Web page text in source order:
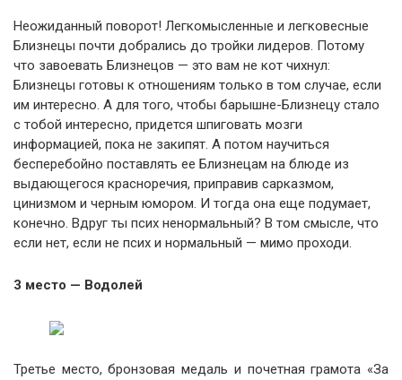
Неожиданный поворот! Легкомысленные и легковесные
Близнецы почти добрались до тройки лидеров. Потому
что завоевать Близнецов — это вам не кот чихнул:
Близнецы готовы к отношениям только в том случае, если
им интересно. А для того, чтобы барышне-Близнецу стало
с тобой интересно, придется шпиговать мозги
информацией, пока не закипят. А потом научиться
бесперебойно поставлять ее Близнецам на блюде из
выдающегося красноречия, приправив сарказмом,
цинизмом и черным юмором. И тогда она еще подумает,
конечно. Вдруг ты псих ненормальный? В том смысле, что
если нет, если не псих и нормальный — мимо проходи.
3 место — Водолей
Третье место, бронзовая медаль и почетная грамота «За